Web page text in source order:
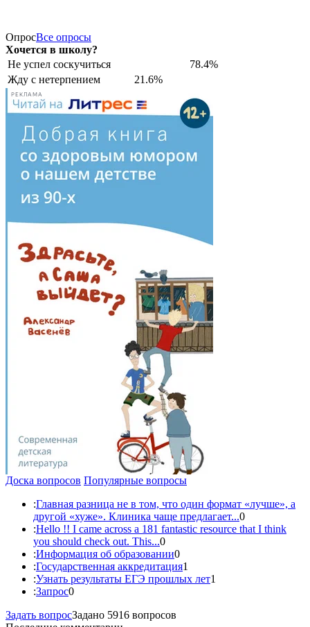
ОпросВсе опросы
Хочется в школу?
Не успел соскучиться
78.4%
Жду с нетерпением
21.6%
РЕКЛАМА
Доска вопросов Популярные вопросы
:Главная разница не в том, что один формат «лучше», а
другой «хуже». Клиника чаще предлагает...0
:Hello !! I came across a 181 fantastic resource that I think
you should check out. This...0
:Информация об образовании0
:Государственная аккредитация1
:Узнать результаты ЕГЭ прошлых лет1
:Запрос0
Задать вопросЗадано 5916 вопросов